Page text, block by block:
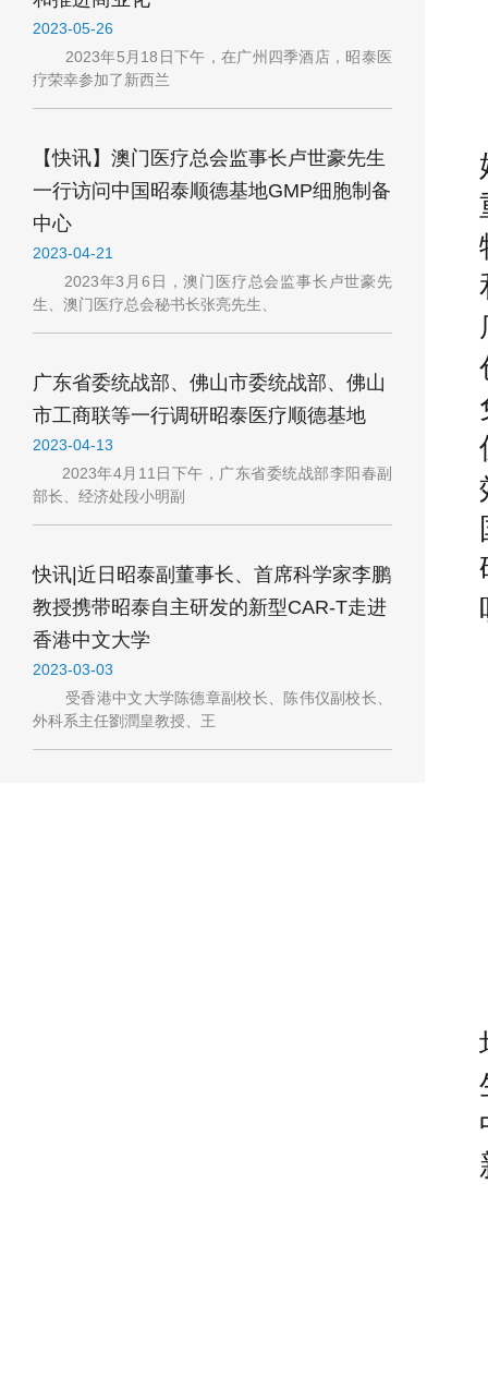
2023-05-26
2023年5月18日下午，在广州四季酒店，昭泰医
疗荣幸参加了新西兰
【快讯】澳门医疗总会监事长卢世豪先生
一行访问中国昭泰顺德基地GMP细胞制备
中心
2023-04-21
2023年3月6日，澳门医疗总会监事长卢世豪先
生、澳门医疗总会秘书长张亮先生、
广东省委统战部、佛山市委统战部、佛山
市工商联等一行调研昭泰医疗顺德基地
2023-04-13
2023年4月11日下午，广东省委统战部李阳春副
部长、经济处段小明副
快讯|近日昭泰副董事长、首席科学家李鹏
教授携带昭泰自主研发的新型CAR-T走进
香港中文大学
2023-03-03
受香港中文大学陈德章副校长、陈伟仪副校长、
外科系主任劉潤皇教授、王